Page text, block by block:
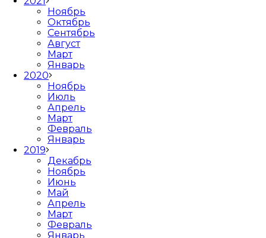
Ноябрь
Октябрь
Сентябрь
Август
Март
Январь
2020
Ноябрь
Июль
Апрель
Март
Февраль
Январь
2019
Декабрь
Ноябрь
Июнь
Май
Апрель
Март
Февраль
Январь